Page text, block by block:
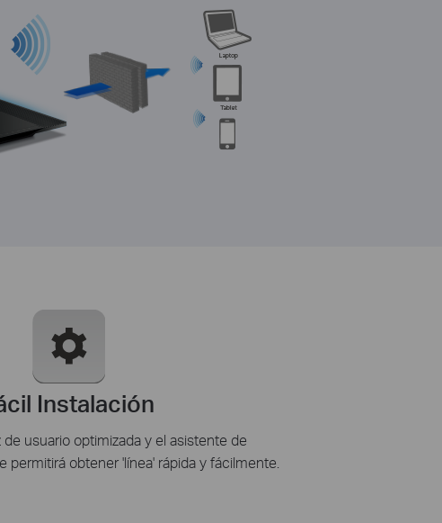
Instalación
de usuario optimizada y el asistente de
obtener 'línea' rápida y fácilmente.